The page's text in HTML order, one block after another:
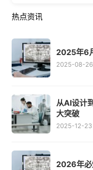
热点资讯
2025年6
2025-08-
从AI设计
大突破
2025-12-23
2026年必